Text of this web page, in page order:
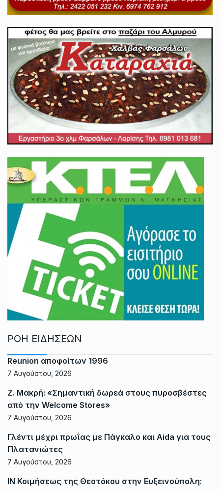
ΡΟΗ ΕΙΔΗΣΕΩΝ
Reunion αποφοίτων 1996
7 Αυγούστου, 2026
Ζ. Μακρή: «Σημαντική δωρεά στους πυροσβέστες
από την Welcome Stores»
7 Αυγούστου, 2026
Γλέντι μέχρι πρωΐας με Πάγκαλο και Aida για τους
Πλατανιώτες
7 Αυγούστου, 2026
ΙΝ Κοιμήσεως της Θεοτόκου στην Ευξεινούπολη: